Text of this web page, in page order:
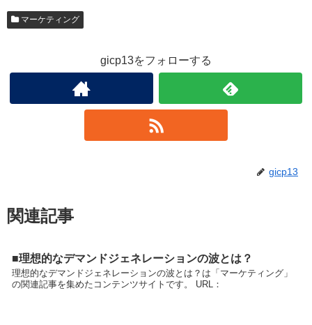
マーケティング
gicp13をフォローする
gicp13
関連記事
■理想的なデマンドジェネレーションの波とは？
理想的なデマンドジェネレーションの波とは？は「マーケティング」
の関連記事を集めたコンテンツサイトです。 URL：